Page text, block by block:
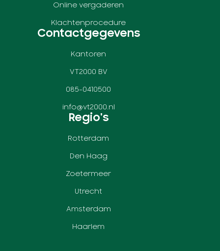
Online vergaderen
Klachtenprocedure
Contactgegevens
Kantoren
VT2000 BV
085-0410500
info@vt2000.nl
Regio's
Rotterdam
Den Haag
Zoetermeer
Utrecht
Amsterdam
Haarlem